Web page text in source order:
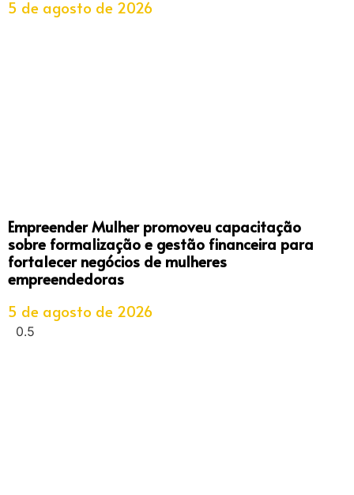
5 de agosto de 2026
Empreender Mulher promoveu capacitação
sobre formalização e gestão financeira para
fortalecer negócios de mulheres
empreendedoras
5 de agosto de 2026